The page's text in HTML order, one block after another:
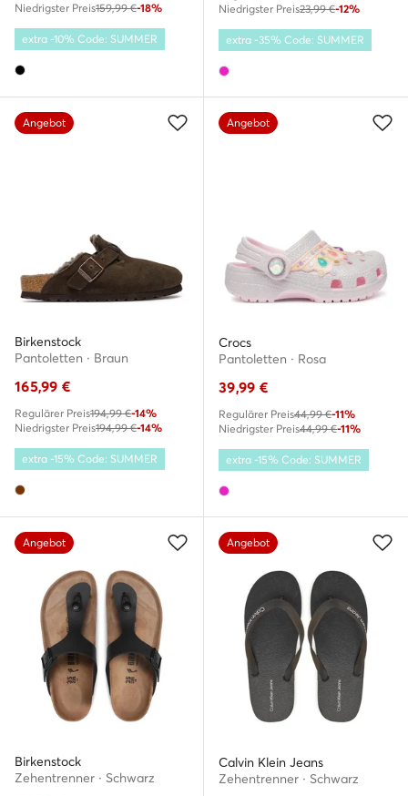
Niedrigster Preis159,99 €-18%
extra -10% Code: SUMMER
Niedrigster Preis23,99 €-12%
extra -35% Code: SUMMER
Angebot
Birkenstock
Pantoletten · Braun
165,99 €
Regulärer Preis194,99 €-14%
Niedrigster Preis194,99 €-14%
extra -15% Code: SUMMER
Angebot
Crocs
Pantoletten · Rosa
39,99 €
Regulärer Preis44,99 €-11%
Niedrigster Preis44,99 €-11%
extra -15% Code: SUMMER
Angebot
Birkenstock
Zehentrenner · Schwarz
Angebot
Calvin Klein Jeans
Zehentrenner · Schwarz